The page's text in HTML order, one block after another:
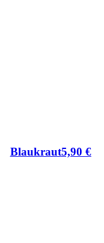
Blaukraut5,90 €